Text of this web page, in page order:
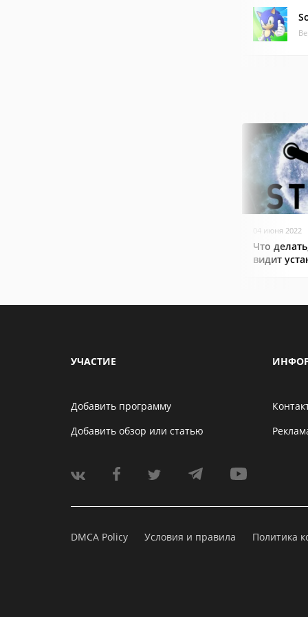
04 июня 2022
Что
видит
УЧАСТИЕ
Добавить программу
Добавить обзор или статью
DMCA Policy Условия и правила Политика